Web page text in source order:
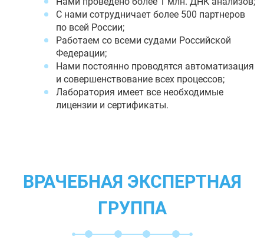
С нами сотрудничает более 500 партнеров
по всей России;
Работаем со всеми судами Российской
Федерации;
Нами постоянно проводятся автоматизация
и совершенствование всех процессов;
Лаборатория имеет все необходимые
лицензии и сертификаты.
ВРАЧЕБНАЯ ЭКСПЕРТНАЯ
ГРУППА